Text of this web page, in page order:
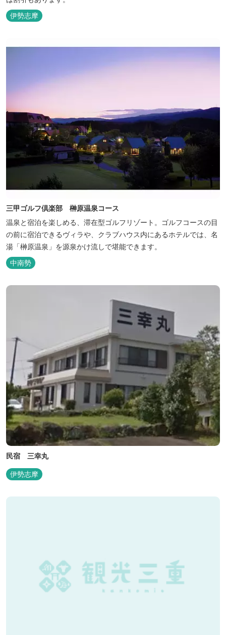
伊勢志摩
三甲ゴルフ倶楽部 榊原温泉コース
温泉と宿泊を楽しめる、滞在型ゴルフリゾート。ゴルフコースの目
の前に宿泊できるヴィラや、クラブハウス内にあるホテルでは、名
湯「榊原温泉」を源泉かけ流しで堪能できます。
中南勢
民宿 三幸丸
伊勢志摩